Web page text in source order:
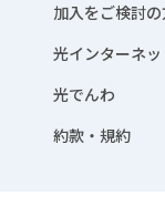
加入をご検討
光インターネッ
光でんわ
約款・規約